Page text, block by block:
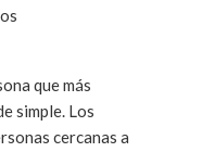
que más
simple. Los
cercanas a